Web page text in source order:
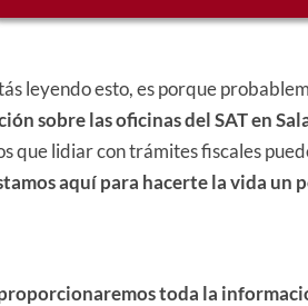
leyendo esto, es porque
sobre las oficinas del SAT en
que lidiar con trámites fiscales
aquí para hacerte la vida un
toda la